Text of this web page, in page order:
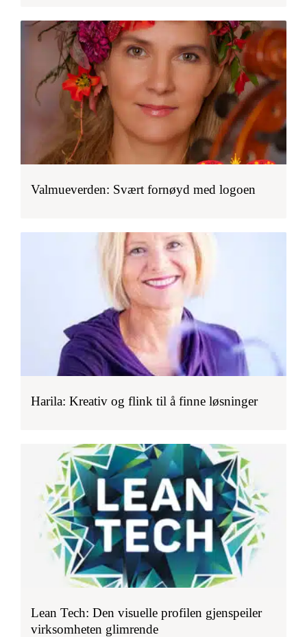
Valmueverden: Svært fornøyd med logoen
Harila: Kreativ og flink til å finne løsninger
Lean Tech: Den visuelle profilen gjenspeiler
virksomheten glimrende